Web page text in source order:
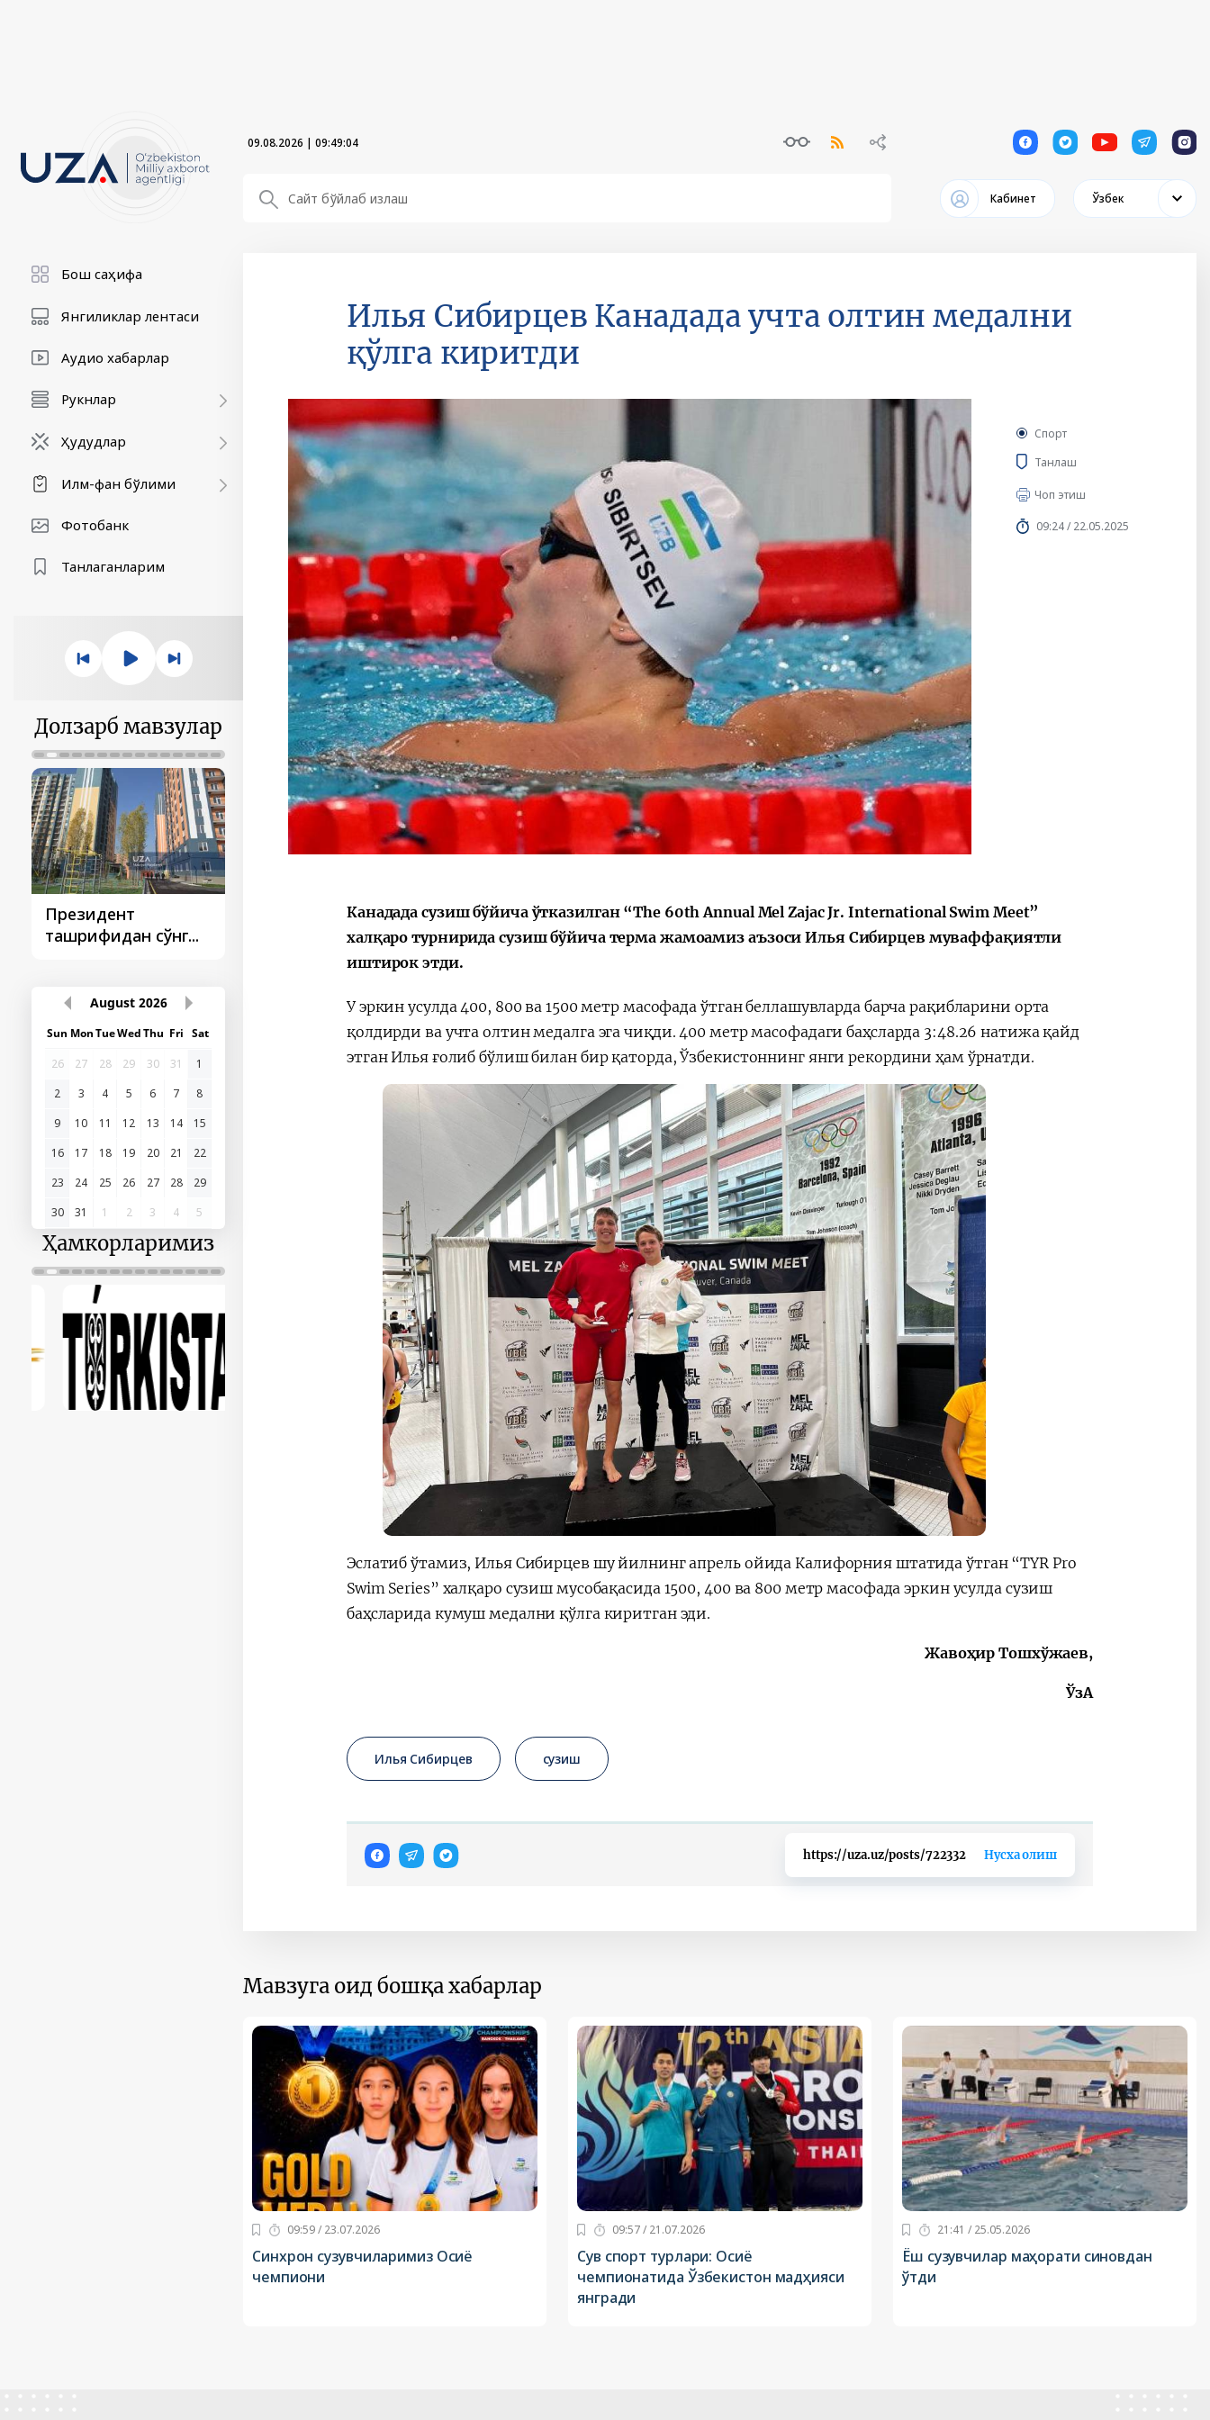
09.08.2026 | 09:49:05 1 1 1 1 1
Кабинет Ўзбек
Бош саҳифа
Янгиликлар лентаси
Аудио хабарлар
Рукнлар
Ҳудудлар
Илм-фан бўлими
Фотобанк
Танлаганларим
Долзарб мавзулар
Президент
ташрифидан сўнг...
ташрифлари
Қарор ва ижро
“Ўзбекистон – 2030”
стратегияси
Президент Шавкат
Мирзиёев
видеоселектор
йиғилишлари
August 2026
Sun MonTueWedThu Fri Sat
26
27 28 29 30 31
1
2
3 4 5 6 7
8
9
10 11 12 13 14
15
16
17 18 19 20 21
22
23
24 25 26 27 28
29
30
31 1 2 3 4 5
Ҳамкорларимиз
Илья Сибирцев Канадада учта олтин медални
қўлга киритди
Спорт
Танлаш
Чоп этиш
09:24 / 22.05.2025
Канадада сузиш бўйича ўтказилган “The 60th Annual Mel Zajac Jr. International Swim Meet”
халқаро турнирида сузиш бўйича терма жамоамиз аъзоси Илья Сибирцев муваффақиятли
иштирок этди.
У эркин усулда 400, 800 ва 1500 метр масофада ўтган беллашувларда барча рақибларини орта
қолдирди ва учта олтин медалга эга чиқди. 400 метр масофадаги баҳсларда 3:48.26 натижа қайд
этган Илья ғолиб бўлиш билан бир қаторда, Ўзбекистоннинг янги рекордини ҳам ўрнатди.
Эслатиб ўтамиз, Илья Сибирцев шу йилнинг апрель ойида Калифорния штатида ўтган “TYR Pro
Swim Series” халқаро сузиш мусобақасида 1500, 400 ва 800 метр масофада эркин усулда сузиш
баҳсларида кумуш медални қўлга киритган эди.
Жавоҳир Тошхўжаев,
ЎзА
Илья Сибирцев сузиш
https://uza.uz/posts/722332 Нусха олиш
Мавзуга оид бошқа хабарлар
09:59 / 23.07.2026
Синхрон сузувчиларимиз Осиё
чемпиони
09:57 / 21.07.2026
Сув спорт турлари: Осиё
чемпионатида Ўзбекистон мадҳияси
янгради
21:41 / 25.05.2026
Ёш сузувчилар маҳорати синовдан
ўтди